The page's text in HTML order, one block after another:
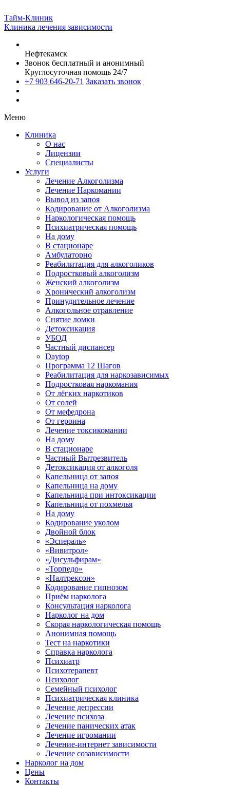
Тайм-Клиник
Клиника лечения зависимости
Нефтекамск
Звонок бесплатный и анонимный
Круглосуточная помощь 24/7
+7 903 646-20-71 Заказать звонок
Меню
Клиника
О нас
Лицензии
Специалисты
Услуги
Лечение Алкоголизма
Лечение Наркомании
Вывод из запоя
Кодирование от Алкоголизма
Наркологическая помощь
Психиатрическая помощь
На дому
В стационаре
Амбулаторно
Реабилитация для алкоголиков
Подростковый алкоголизм
Женский алкоголизм
Хронический алкоголизм
Принудительное лечение
Алкогольное отравление
Снятие ломки
Детоксикация
УБОД
Частный диспансер
Daytop
Программа 12 Шагов
Реабилитация для наркозависимых
Подростковая наркомания
От лёгких наркотиков
От солей
От мефедрона
От героина
Лечение токсикомании
На дому
В стационаре
Частный Вытрезвитель
Детоксикация от алкоголя
Капельница от запоя
Капельница на дому
Капельница при интоксикации
Капельница от похмелья
На дому
Кодирование уколом
Двойной блок
«Эспераль»
«Вивитрол»
«Дисульфирам»
«Торпедо»
«Налтрексон»
Кодирование гипнозом
Приём нарколога
Консультация нарколога
Нарколог на дом
Скорая наркологическая помощь
Анонимная помощь
Тест на наркотики
Справка нарколога
Психиатр
Психотерапевт
Психолог
Семейный психолог
Психиатрическая клиника
Лечение депрессии
Лечение психоза
Лечение панических атак
Лечение игромании
Лечение-интернет зависимости
Лечение созависимости
Нарколог на дом
Цены
Контакты